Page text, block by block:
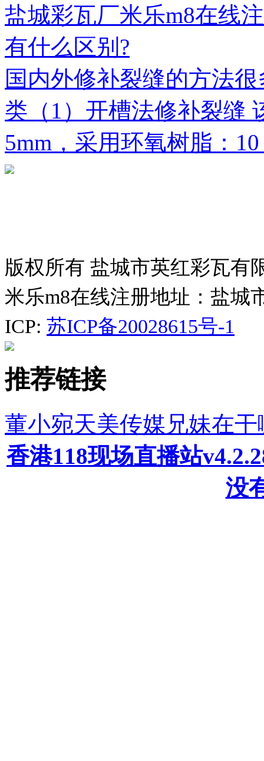
盐城彩瓦厂米乐m8在线
有什么区别?
国内外修补裂缝的方法
类（1）开槽法修补裂缝
5mm，采用环氧树脂：
版权所有 盐城市英红彩瓦有
米乐m8在线注册地址：盐城
ICP: 苏ICP备20028615号-1
推荐链接
董小宛天美传媒兄妹在
香港118现场直播站
没